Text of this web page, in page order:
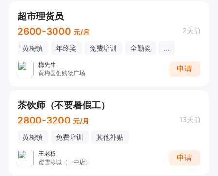
超市理货员
2600-3000 元/月 2天前
黄梅镇 年终奖 免费培训 全勤奖 ...
梅先生
黄梅国创购物广场
申请
茶饮师（不要暑假工）
2800-3200 元/月 13天前
黄梅镇 免费培训 其他补贴
王老板
蜜雪冰城（一中店）
申请